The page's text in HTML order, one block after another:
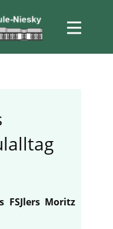
FSJlers Moritz